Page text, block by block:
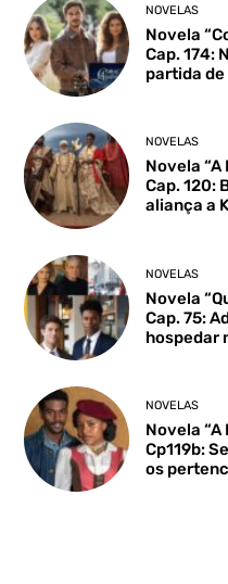
NOVELAS
Novela
Cap. 174:
partida de
NOVELAS
Novela “A
Cap. 120:
aliança a
NOVELAS
Novela
Cap. 75:
hospedar
NOVELAS
Novela “A
Cp119b:
os